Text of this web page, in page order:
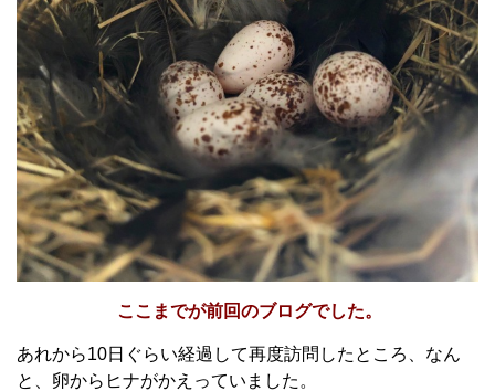
ここまでが前回のブログでした。
あれから10日ぐらい経過して再度訪問したところ、なん
と、卵からヒナがかえっていました。